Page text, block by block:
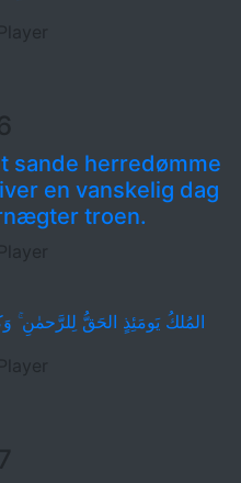
sande herredømme
en vanskelig dag
troen.
المُلكُ يَومَئِذٍ الحَقُّ لِلرَّحمٰنِ